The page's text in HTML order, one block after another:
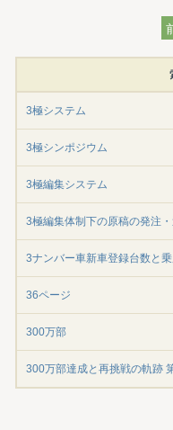
3極システム
3極シンポジウム
3極編集システム
3極編集体制下の原稿の発注
3ナンバー車新車登録台数と
36ページ
300万部
300万部達成と再挑戦の軌跡